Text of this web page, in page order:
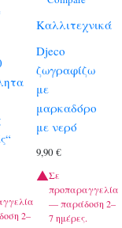
2–
Καλλιτεχνικά
Djeco
ζωγραφίζω
με
μαρκαδόρο
με νερό
9,90€
Σε
προπαραγγελία
— παράδοση 2–
7 ημέρες.